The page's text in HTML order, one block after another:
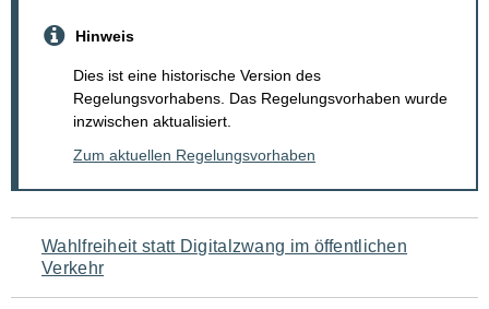
Hinweis
Dies ist eine historische Version des
Regelungsvorhabens. Das Regelungsvorhaben wurde
inzwischen aktualisiert.
Zum aktuellen Regelungsvorhaben
Navigation
für
Wahlfreiheit statt Digitalzwang im öffentlichen
Verkehr